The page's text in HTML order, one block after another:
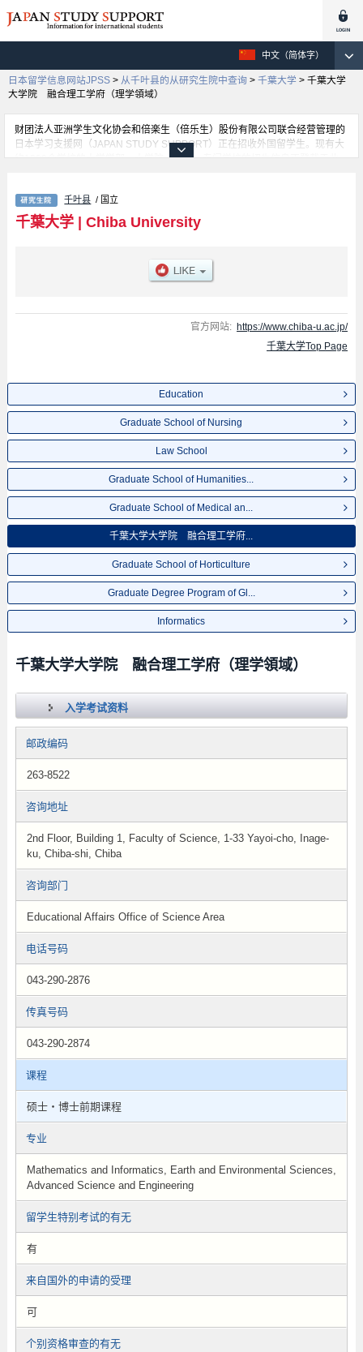
中文（简体字）
日本留学信息网站JPSS > 从千叶县的从研究生院中查询 > 千葉大学 > 千葉大学
大学院 融合理工学府（理学領域）
财团法人亚洲学生文化协会和倍楽生（倍乐生）股份有限公司联合经营管理的
日本学习支援网（JAPAN STUDY SUPPORT）正在招收外国留学生。现有大
约1300个学校的大学学部、大学院、短大、专门学校的招生信息正登载于此
Nursing、Law School、Graduate School of Humanities and Studies on
Public Affairs、Graduate School of Medical and Pharmaceutical Sciences、
千葉大学大学院 融合理工学府（理学領域）、Graduate School of
Studies、Informatics等各研究科的不同信息。招收名额、合格人数等考试信
息，以及设施介绍、联系方式等外国留学生必要的信息都登载于此，请务必查
千叶县 / 国立
千葉大学| Chiba University
官方网站: https://www.chiba-u.ac.jp/
千葉大学Top Page
Education
Graduate School of Nursing
Law School
Graduate School of Humanities...
Graduate School of Medical an...
千葉大学大学院 融合理工学府...
Graduate School of Horticulture
Graduate Degree Program of Gl...
Informatics
千葉大学大学院 融合理工学府（理学領域）
入学考试资料
邮政编码
263-8522
咨询地址
2nd Floor, Building 1, Faculty of Science, 1-33 Yayoi-cho, Inage-
ku, Chiba-shi, Chiba
咨询部门
Educational Affairs Office of Science Area
电话号码
043-290-2876
传真号码
043-290-2874
课程
硕士・博士前期课程
专业
Mathematics and Informatics, Earth and Environmental Sciences,
Advanced Science and Engineering
留学生特别考试的有无
有
来自国外的申请的受理
可
个别资格审查的有无